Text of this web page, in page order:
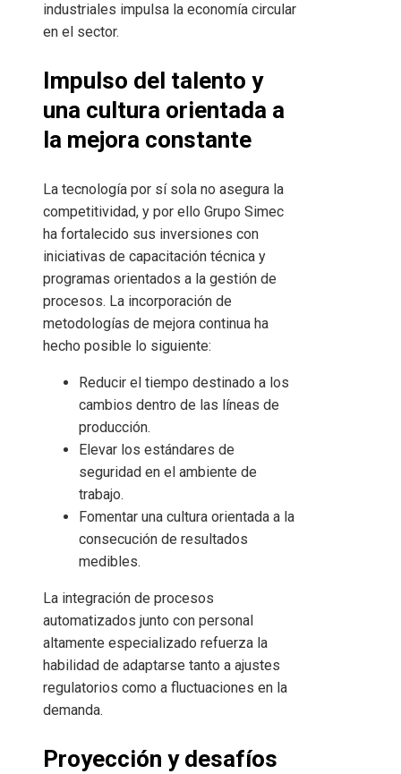
industriales impulsa la economía circular
en el sector.
Impulso del talento y
una cultura orientada a
la mejora constante
La tecnología por sí sola no asegura la
competitividad, y por ello Grupo Simec
ha fortalecido sus inversiones con
iniciativas de capacitación técnica y
programas orientados a la gestión de
procesos. La incorporación de
metodologías de mejora continua ha
hecho posible lo siguiente:
Reducir el tiempo destinado a los
cambios dentro de las líneas de
producción.
Elevar los estándares de
seguridad en el ambiente de
trabajo.
Fomentar una cultura orientada a la
consecución de resultados
medibles.
La integración de procesos
automatizados junto con personal
altamente especializado refuerza la
habilidad de adaptarse tanto a ajustes
regulatorios como a fluctuaciones en la
demanda.
Proyección y desafíos